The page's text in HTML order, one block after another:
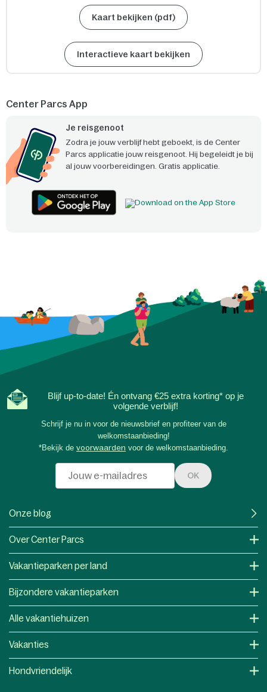
Kaart bekijken (pdf)
Interactieve kaart bekijken
Center Parcs App
Je reisgenoot
Zodra je jouw verblijf hebt geboekt, is de Center
Parcs applicatie jouw reisgenoot. Hij begeleidt je bij
al jouw voorbereidingen. Gratis applicatie.
Blijf up-to-date! Én ontvang €25 extra korting* op je
volgende verblijf!
Schrijf je nu in voor de nieuwsbrief en profiteer van de
welkomstaanbieding!
*Bekijk de voorwaarden voor de welkomstaanbieding.
OK
Onze blog
Over Center Parcs
Vakantieparken per land
Bijzondere vakantieparken
Alle vakantiehuizen
Vakanties
Hondvriendelijk